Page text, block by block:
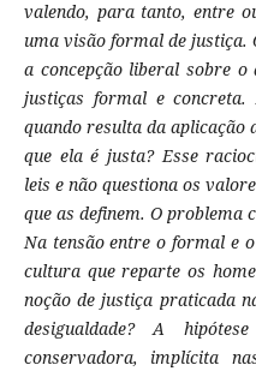
valendo, para tanto, entre
uma visão formal de
a concepção liberal sobre
justiças formal e
quando resulta da aplicação
que ela é justa? Esse
leis e não questiona os
que as definem. O
Na tensão entre o formal e
cultura que reparte os
noção de justiça praticada
desigualdade? A
conservadora, implícita